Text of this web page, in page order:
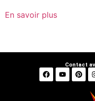
En savoir plus
Contact